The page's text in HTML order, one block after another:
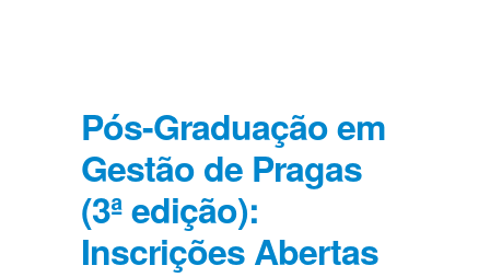
Pós-Graduação em
Gestão de Pragas
(3ª edição):
Inscrições Abertas